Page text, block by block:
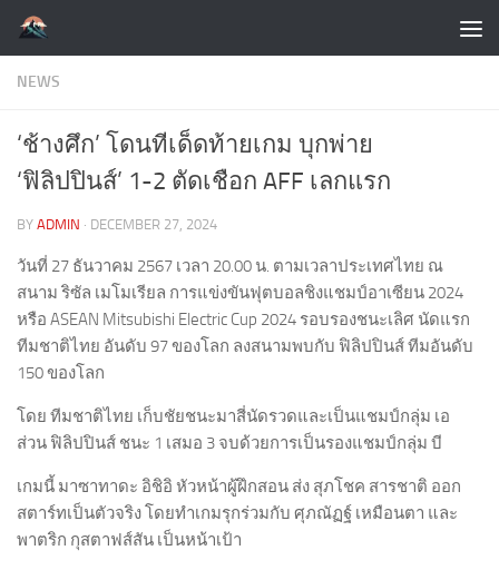
Skip to content
NEWS
‘ช้างศึก’ โดนทีเด็ดท้ายเกม บุกพ่าย
‘ฟิลิปปินส์’ 1-2 ตัดเชือก AFF เลกแรก
BY ADMIN · DECEMBER 27, 2024
วันที่ 27 ธันวาคม 2567 เวลา 20.00 น. ตามเวลาประเทศไทย ณ
สนาม ริซัล เมโมเรียล การแข่งขันฟุตบอลชิงแชมป์อาเซียน 2024
หรือ ASEAN Mitsubishi Electric Cup 2024 รอบรองชนะเลิศ นัดแรก
ทีมชาติไทย อันดับ 97 ของโลก ลงสนามพบกับ ฟิลิปปินส์ ทีมอันดับ
150 ของโลก
โดย ทีมชาติไทย เก็บชัยชนะมาสี่นัดรวดและเป็นแชมป์กลุ่ม เอ
ส่วน ฟิลิปปินส์ ชนะ 1 เสมอ 3 จบด้วยการเป็นรองแชมป์กลุ่ม บี
เกมนี้ มาซาทาดะ อิชิอิ หัวหน้าผู้ฝึกสอน ส่ง สุภโชค สารชาติ ออก
สตาร์ทเป็นตัวจริง โดยทำเกมรุกร่วมกับ ศุภณัฏฐ์ เหมือนตา และ
พาตริก กุสตาฟส์สัน เป็นหน้าเป้า